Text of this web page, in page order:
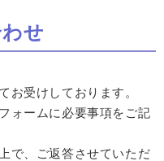
せ
お受けしております。
ォームに必要事項をご記
で、ご返答させていただ